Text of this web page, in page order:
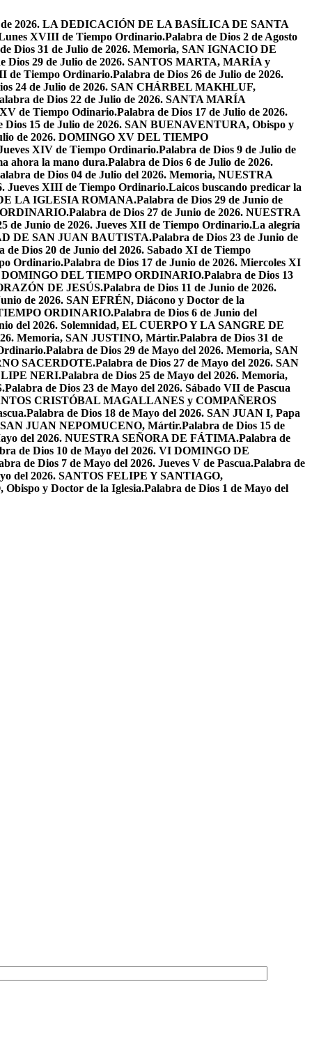
de 2026. LA DEDICACIÓN DE LA BASÍLICA DE SANTA
XVIII de Tiempo Ordinario.Palabra de Dios 2 de Agosto
Dios 31 de Julio de 2026. Memoria, SAN IGNACIO DE
Dios 29 de Julio de 2026. SANTOS MARTA, MARÍA y
de Tiempo Ordinario.Palabra de Dios 26 de Julio de 2026.
24 de Julio de 2026. SAN CHÁRBEL MAKHLUF,
de Dios 22 de Julio de 2026. SANTA MARÍA
de Tiempo Odinario.Palabra de Dios 17 de Julio de 2026.
Dios 15 de Julio de 2026. SAN BUENAVENTURA, Obispo y
de 2026. DOMINGO XV DEL TIEMPO
XIV de Tiempo Ordinario.Palabra de Dios 9 de Julio de
ahora la mano dura.Palabra de Dios 6 de Julio de 2026.
de Dios 04 de Julio del 2026. Memoria, NUESTRA
Jueves XIII de Tiempo Ordinario.Laicos buscando predicar la
LA IGLESIA ROMANA.Palabra de Dios 29 de Junio de
Palabra de Dios 27 de Junio de 2026. NUESTRA
de Junio de 2026. Jueves XII de Tiempo Ordinario.La alegría
DE SAN JUAN BAUTISTA.Palabra de Dios 23 de Junio de
de Dios 20 de Junio del 2026. Sabado XI de Tiempo
Ordinario.Palabra de Dios 17 de Junio de 2026. Miercoles XI
DOMINGO DEL TIEMPO ORDINARIO.Palabra de Dios 13
DE JESÚS.Palabra de Dios 11 de Junio de 2026.
de 2026. SAN EFRÉN, Diácono y Doctor de la
ORDINARIO.Palabra de Dios 6 de Junio del
del 2026. Solemnidad, EL CUERPO Y LA SANGRE DE
Memoria, SAN JUSTINO, Mártir.Palabra de Dios 31 de
Palabra de Dios 29 de Mayo del 2026. Memoria, SAN
SACERDOTE.Palabra de Dios 27 de Mayo del 2026. SAN
NERI.Palabra de Dios 25 de Mayo del 2026. Memoria,
Palabra de Dios 23 de Mayo del 2026. Sábado VII de Pascua
CRISTÓBAL MAGALLANES y COMPAÑEROS
Palabra de Dios 18 de Mayo del 2026. SAN JUAN I, Papa
SAN JUAN NEPOMUCENO, Mártir.Palabra de Dios 15 de
del 2026. NUESTRA SEÑORA DE FÁTIMA.Palabra de
de Dios 10 de Mayo del 2026. VI DOMINGO DE
de Dios 7 de Mayo del 2026. Jueves V de Pascua.Palabra de
del 2026. SANTOS FELIPE Y SANTIAGO,
y Doctor de la Iglesia.Palabra de Dios 1 de Mayo del